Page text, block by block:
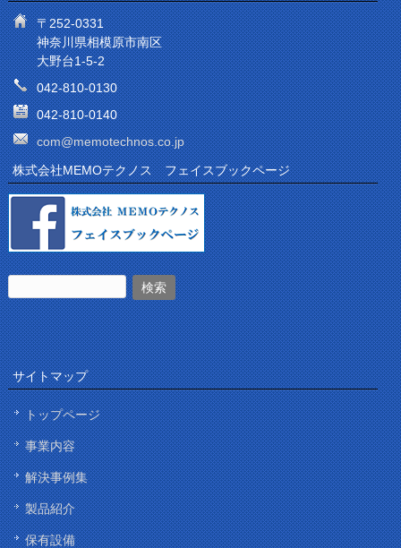
〒252-0331
神奈川県相模原市南区
大野台1-5-2
042-810-0130
042-810-0140
com@memotechnos.co.jp
株式会社MEMOテクノス フェイスブックページ
サイトマップ
トップページ
事業内容
解決事例集
製品紹介
保有設備